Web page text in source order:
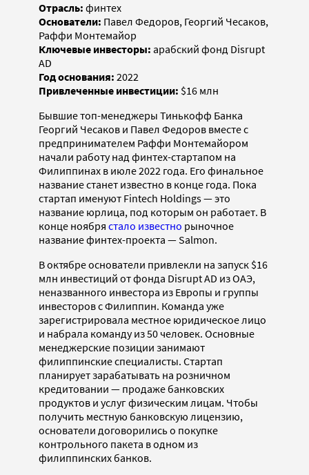
Отрасль: финтех
Основатели: Павел Федоров, Георгий Чесаков,
Раффи Монтемайор
Ключевые инвесторы: арабский фонд Disrupt
AD
Год основания: 2022
Привлеченные инвестиции: $16 млн
Бывшие топ-менеджеры Тинькофф Банка
Георгий Чесаков и Павел Федоров вместе с
предпринимателем Раффи Монтемайором
начали работу над финтех-стартапом на
Филиппинах в июле 2022 года. Его финальное
название станет известно в конце года. Пока
стартап именуют Fintech Holdings — это
название юрлица, под которым он работает. В
конце ноября стало известно рыночное
название финтех-проекта — Salmon.
В октябре основатели привлекли на запуск $16
млн инвестиций от фонда Disrupt AD из ОАЭ,
неназванного инвестора из Европы и группы
инвесторов с Филиппин. Команда уже
зарегистрировала местное юридическое лицо
и набрала команду из 50 человек. Основные
менеджерские позиции занимают
филиппинские специалисты. Стартап
планирует зарабатывать на розничном
кредитовании — продаже банковских
продуктов и услуг физическим лицам. Чтобы
получить местную банковскую лицензию,
основатели договорились о покупке
контрольного пакета в одном из
филиппинских банков.